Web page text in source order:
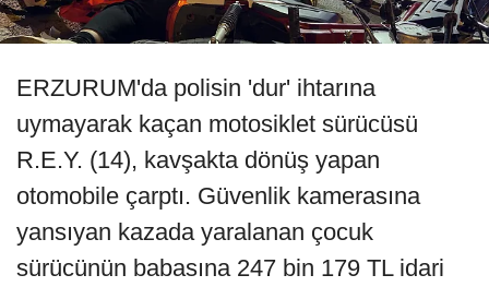
ERZURUM'da polisin 'dur' ihtarına
uymayarak kaçan motosiklet sürücüsü
R.E.Y. (14), kavşakta dönüş yapan
otomobile çarptı. Güvenlik kamerasına
yansıyan kazada yaralanan çocuk
sürücünün babasına 247 bin 179 TL idari